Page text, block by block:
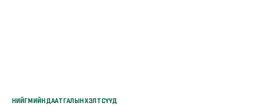
НИЙГМИЙН ДААТГАЛЫН ХЭЛТСҮҮД